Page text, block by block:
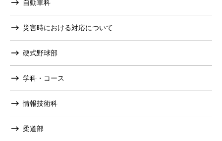
自動車科
災害時における対応について
硬式野球部
学科・コース
情報技術科
柔道部